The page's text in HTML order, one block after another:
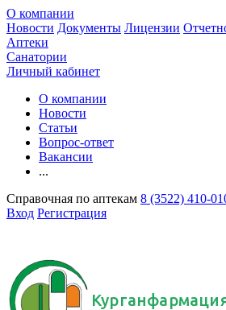
О компании
Новости Документы Лицензии
Аптеки
Санатории
Личный кабинет
О компании
Новости
Статьи
Вопрос-ответ
Вакансии
...
Справочная по аптекам 8 (3522) 410-
Вход Регистрация